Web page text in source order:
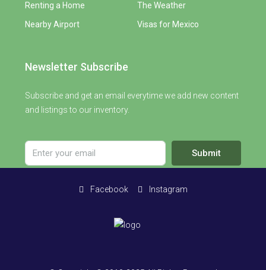
Renting a Home
Nearby Airport
The Weather
Visas for Mexico
Newsletter Subscribe
Subscribe and get an email everytime we add new content
and listings to our inventory.
Submit
Facebook Instagram